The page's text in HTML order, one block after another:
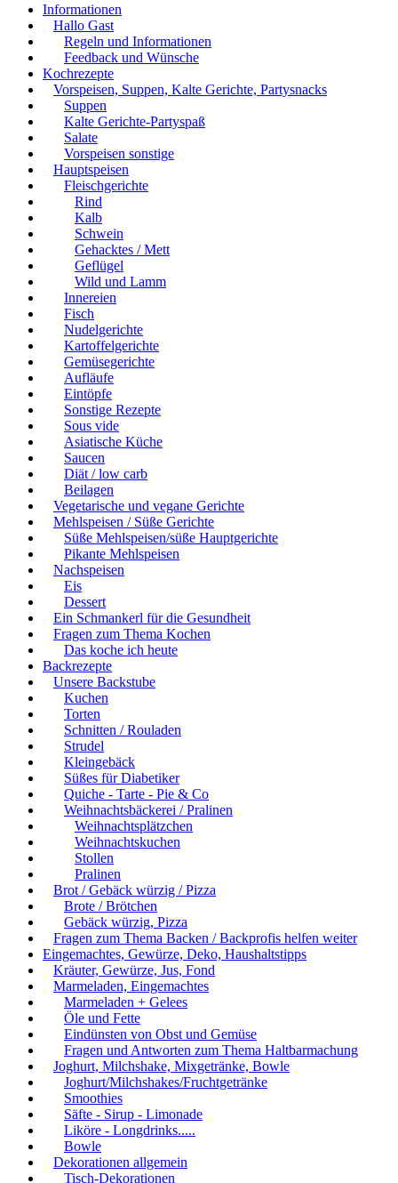
Informationen
Hallo Gast
Regeln und Informationen
Feedback und Wünsche
Kochrezepte
Vorspeisen, Suppen, Kalte Gerichte, Partysnacks
Suppen
Kalte Gerichte-Partyspaß
Salate
Vorspeisen sonstige
Hauptspeisen
Fleischgerichte
Rind
Kalb
Schwein
Gehacktes / Mett
Geflügel
Wild und Lamm
Innereien
Fisch
Nudelgerichte
Kartoffelgerichte
Gemüsegerichte
Aufläufe
Eintöpfe
Sonstige Rezepte
Sous vide
Asiatische Küche
Saucen
Diät / low carb
Beilagen
Vegetarische und vegane Gerichte
Mehlspeisen / Süße Gerichte
Süße Mehlspeisen/süße Hauptgerichte
Pikante Mehlspeisen
Nachspeisen
Eis
Dessert
Ein Schmankerl für die Gesundheit
Fragen zum Thema Kochen
Das koche ich heute
Backrezepte
Unsere Backstube
Kuchen
Torten
Schnitten / Rouladen
Strudel
Kleingebäck
Süßes für Diabetiker
Quiche - Tarte - Pie & Co
Weihnachtsbäckerei / Pralinen
Weihnachtsplätzchen
Weihnachtskuchen
Stollen
Pralinen
Brot / Gebäck würzig / Pizza
Brote / Brötchen
Gebäck würzig, Pizza
Fragen zum Thema Backen / Backprofis helfen weiter
Eingemachtes, Gewürze, Deko, Haushaltstipps
Kräuter, Gewürze, Jus, Fond
Marmeladen, Eingemachtes
Marmeladen + Gelees
Öle und Fette
Eindünsten von Obst und Gemüse
Fragen und Antworten zum Thema Haltbarmachung
Joghurt, Milchshake, Mixgetränke, Bowle
Joghurt/Milchshakes/Fruchtgetränke
Smoothies
Säfte - Sirup - Limonade
Liköre - Longdrinks.....
Bowle
Dekorationen allgemein
Tisch-Dekorationen